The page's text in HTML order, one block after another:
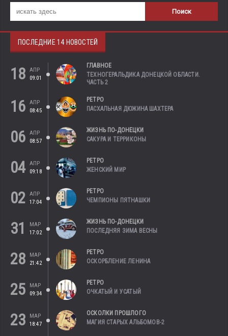
ПОСЛЕДНИЕ 14 НОВОСТЕЙ
18
АПР
09:01
ГЛАВНОЕ
ТЕХНОГЕРАЛЬДИКА ДОНЕЦКОЙ ОБЛАСТИ.
ЧАСТЬ 2
16
АПР
08:45
РЕТРО
ПАСХАЛЬНАЯ ДЮЖИНА ШАХТЕРА
06
АПР
08:57
ЖИЗНЬ ПО-ДОНЕЦКИ
САКУРА И ТЕРРИКОНЫ
04 АПР
09:18
РЕТРО
ЖЕНСКИЙ МИР
02
АПР
17:04
РЕТРО
ЧЕМПИОНЫ ПЯТНАШКИ
31
МАР
17:02
ЖИЗНЬ ПО-ДОНЕЦКИ
ПОСЛЕДНЯЯ ЗИМА ВЕСНЫ
28
МАР
21:42
РЕТРО
ОСКОРБЛЕНИЕ ЛЕНИНА
25
МАР
09:34
РЕТРО
ОЧКАТЫЙ И УСАТЫЙ
23
МАР
18:47
ОСКОЛКИ ПРОШЛОГО
МАГИЯ СТАРЫХ АЛЬБОМОВ-2